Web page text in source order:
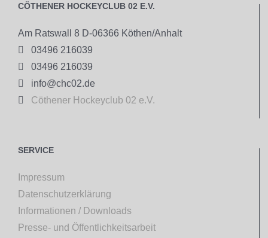
CÖTHENER HOCKEYCLUB 02 E.V.
Am Ratswall 8 D-06366 Köthen/Anhalt

03496 216039

03496 216039

info@chc02.de

Cöthener Hockeyclub 02 e.V.
SERVICE
Impressum
Datenschutzerklärung
Informationen / Downloads
Presse- und Öffentlichkeitsarbeit